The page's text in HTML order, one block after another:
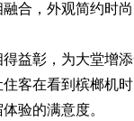
合，外观简约时
益彰，为大堂增
客在看到槟榔机
验的满意度。